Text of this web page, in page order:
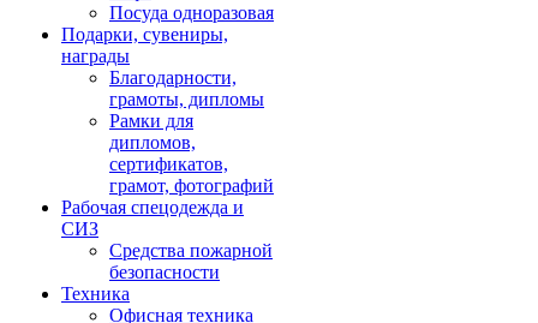
Посуда одноразовая
Подарки, сувениры,
награды
Благодарности,
грамоты, дипломы
Рамки для
дипломов,
сертификатов,
грамот, фотографий
Рабочая спецодежда и
СИЗ
Средства пожарной
безопасности
Техника
Офисная техника